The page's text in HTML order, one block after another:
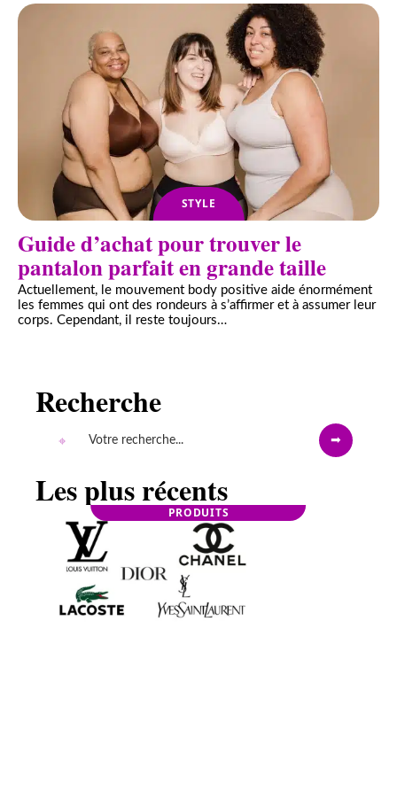
STYLE
Guide d’achat pour trouver le
pantalon parfait en grande taille
Actuellement, le mouvement body positive aide énormément
les femmes qui ont des rondeurs à s’affirmer et à assumer leur
corps. Cependant, il reste toujours…
Recherche
Les plus récents
PRODUITS